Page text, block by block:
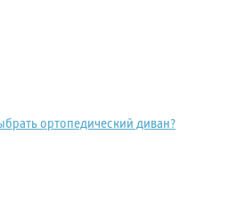
ортопедический диван?